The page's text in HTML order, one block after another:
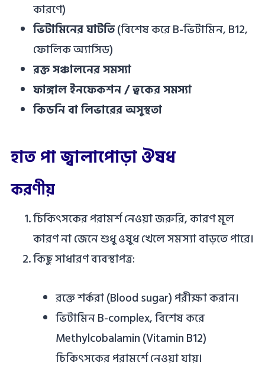
কারণে)
ভিটামিনের ঘাটতি(বিশেষ করে B-ভিটামিন, B12,
ফোলিক অ্যাসিড)
রক্ত সঞ্চালনের সমস্যা
ফাঙ্গাল ইনফেকশন / ত্বকের সমস্যা
কিডনি বা লিভারের অসুস্থতা
হাত পা জ্বালাপোড়া ঔষধ
করণীয়
চিকিৎসকের পরামর্শ নেওয়া জরুরি, কারণ মূল
কারণ না জেনে শুধু ওষুধ খেলে সমস্যা বাড়তে পারে।
কিছু সাধারণ ব্যবস্থাপত্র:
রক্তে শর্করা (Blood sugar) পরীক্ষা করান।
ভিটামিন B-complex, বিশেষ করে
Methylcobalamin (Vitamin B12)
চিকিৎসকের পরামর্শে নেওয়া যায়।